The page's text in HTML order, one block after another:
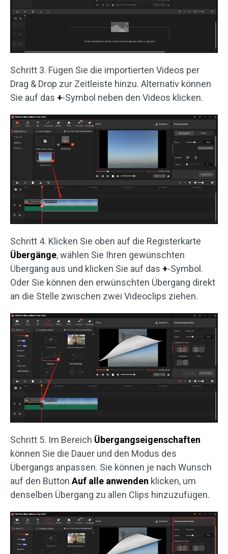
Schritt 3. Fügen Sie die importierten Videos per
Drag & Drop zur Zeitleiste hinzu. Alternativ können
Sie auf das +-Symbol neben den Videos klicken.
Schritt 4. Klicken Sie oben auf die Registerkarte
Übergänge, wählen Sie Ihren gewünschten
Übergang aus und klicken Sie auf das +-Symbol.
Oder Sie können den erwünschten Übergang direkt
an die Stelle zwischen zwei Videoclips ziehen.
Schritt 5. Im Bereich Übergangseigenschaften
können Sie die Dauer und den Modus des
Übergangs anpassen. Sie können je nach Wunsch
auf den Button Auf alle anwenden klicken, um
denselben Übergang zu allen Clips hinzuzufügen.